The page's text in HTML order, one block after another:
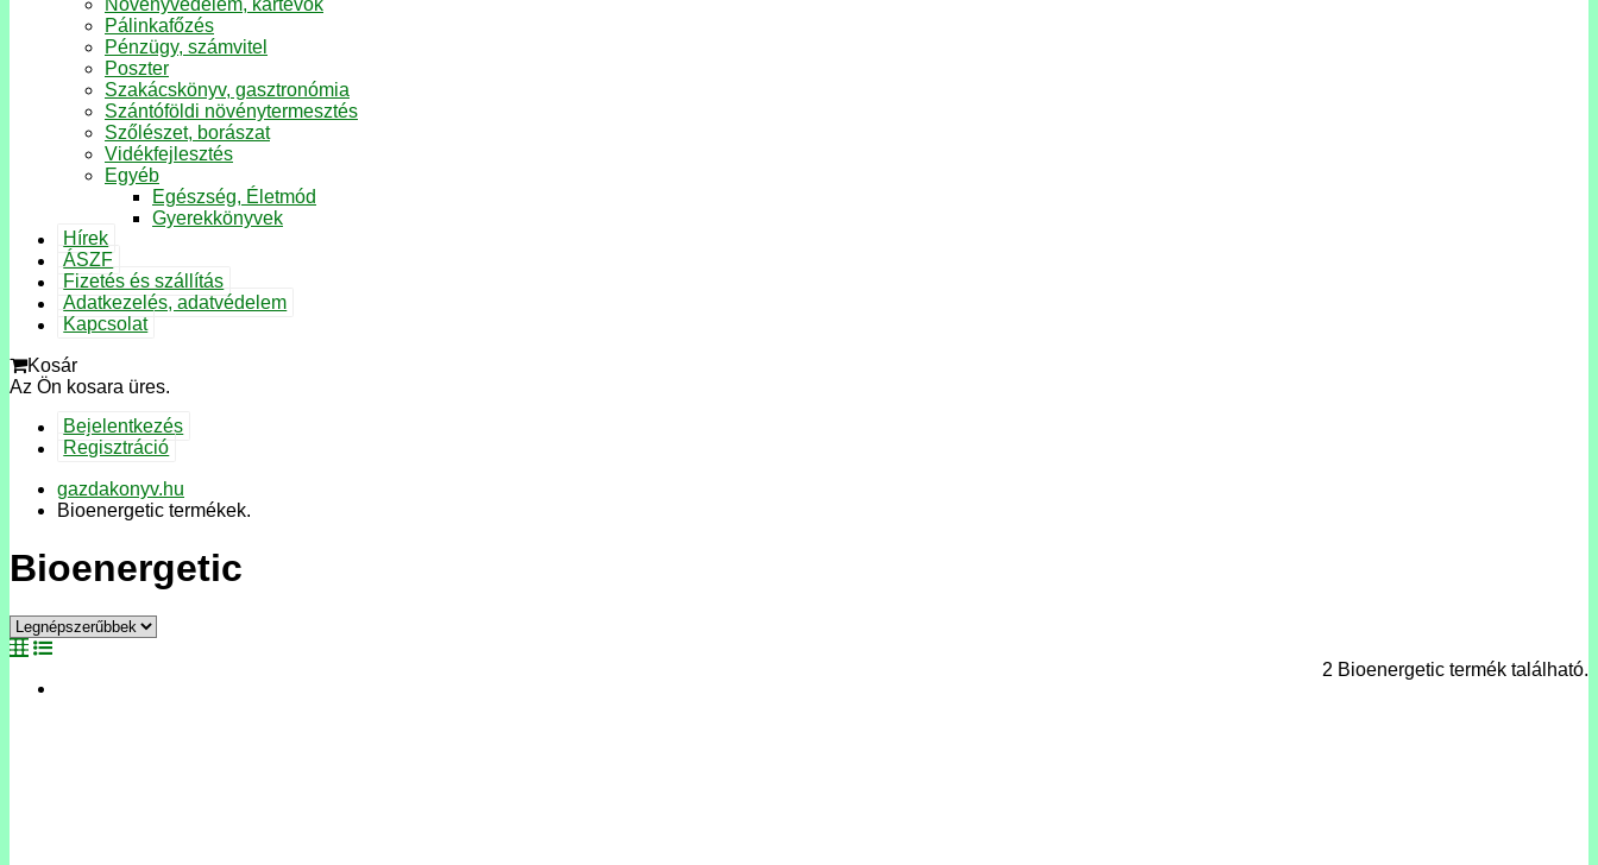
Pálinkafőzés
Pénzügy, számvitel
Poszter
Szakácskönyv, gasztronómia
Szántóföldi növénytermesztés
Szőlészet, borászat
Vidékfejlesztés
Egyéb
Egészség, Életmód
Gyerekkönyvek
Hírek
ÁSZF
Fizetés és szállítás
Adatkezelés, adatvédelem
Kapcsolat
Kosár
Az Ön kosara üres.
Bejelentkezés
Regisztráció
gazdakonyv.hu
Bioenergetic termékek.
Bioenergetic
2 Bioenergetic termék található.